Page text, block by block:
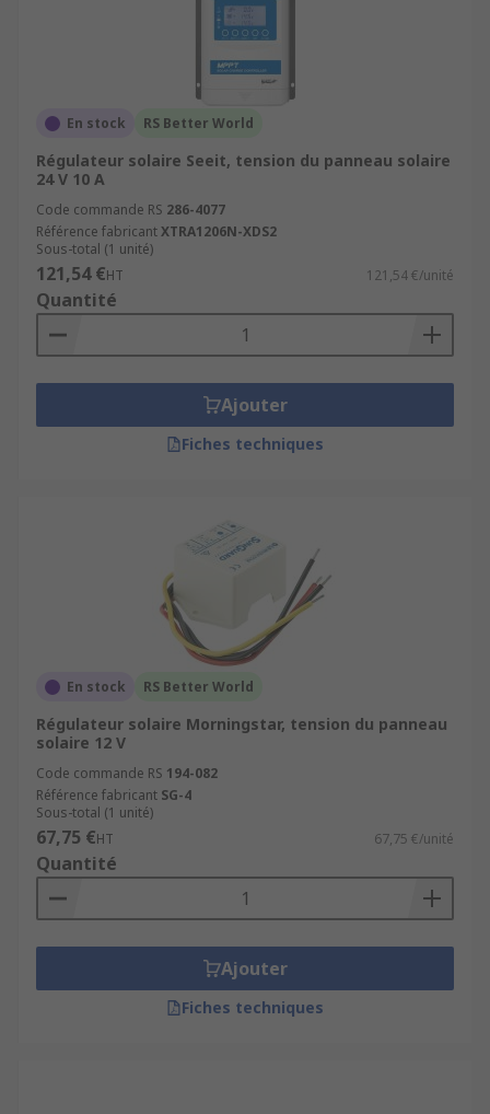
En stock RS Better World
Régulateur solaire Seeit, tension du panneau solaire
24 V 10 A
Code commande RS 286-4077
Référence fabricantXTRA1206N-XDS2
Sous-total (1 unité)
121,54 €HT 121,54 €/unité
Quantité
Ajouter
Fiches techniques
En stock RS Better World
Régulateur solaire Morningstar, tension du panneau
solaire 12 V
Code commande RS 194-082
Référence fabricant SG-4
Sous-total (1 unité)
67,75 €HT 67,75 €/unité
Quantité
Ajouter
Fiches techniques